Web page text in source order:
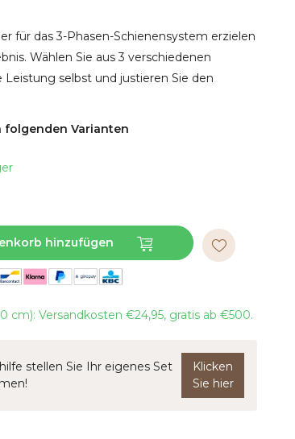
für das 3-Phasen-Schienensystem erzielen
Wählen Sie aus 3 verschiedenen
Leistung selbst und justieren Sie den
folgenden Varianten
hinzufügen
cm): Versandkosten €24,95, gratis ab €500.
stellen Sie Ihr eigenes Set
Klicken
Sie hier